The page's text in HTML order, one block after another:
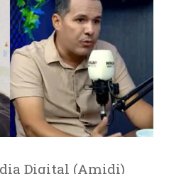
Digital (Amidi)